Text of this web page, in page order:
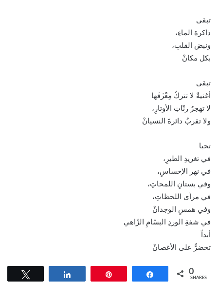
تبقى
ذاكرة الماءِ،
ونبض القلبِ،
بكل مكانْ
تبقى
أغنيةٌ لا تتركُ مِعْزَفَها
لا تهجرُ رنّاتِ الأوتارِ،
ولا تقربُ دائرةَ النسيانْ
تحيا
في تغريدِ الطيرِ،
في نهر الإحساسِ،
وفي بستانِ اللمحاتِ،
في مرأى اللحظاتِ،
وفي همسِ الوجدانْ
في شفةِ الوردِ البسّامِ الزّاهي
أبداً
تخضرُّ على الأغصانْ
Share 0
SHARES